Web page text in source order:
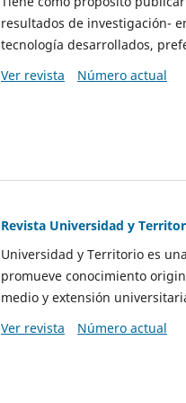
resultados de investigación-
tecnología desarrollados,
Ver revista
Número actual
Revista Universidad y
Universidad y Territorio es
promueve conocimiento
medio y extensión
Ver revista
Número actual